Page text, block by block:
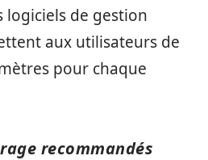
logiciels de gestion
aux utilisateurs de
pour chaque
recommandés